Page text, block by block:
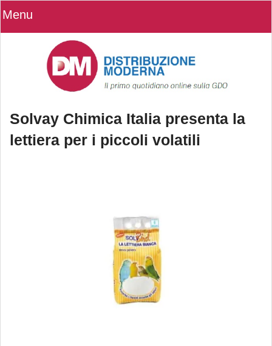
Menu
Solvay Chimica Italia presenta la
lettiera per i piccoli volatili